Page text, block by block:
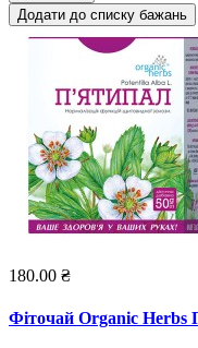
Додати до списку бажань
180.00 ₴
Фіточай Organic Herbs